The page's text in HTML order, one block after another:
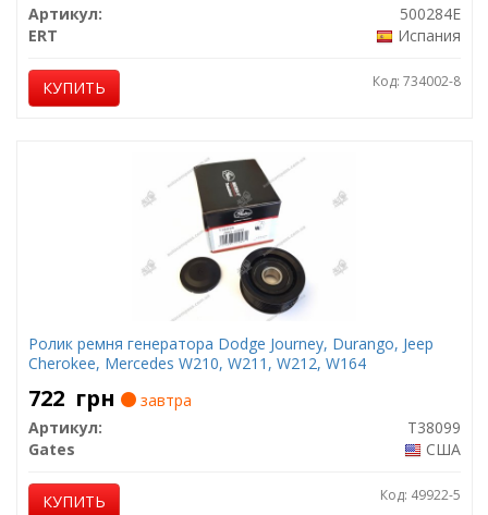
Артикул:
500284E
ERT
Испания
КУПИТЬ Код: 734002-8
Ролик ремня генератора Dodge Journey, Durango, Jeep
Cherokee, Mercedes W210, W211, W212, W164
722 грн
завтра
Артикул:
T38099
Gates
США
КУПИТЬ Код: 49922-5